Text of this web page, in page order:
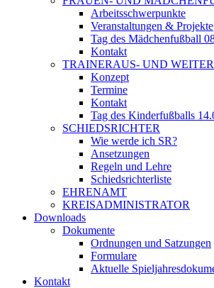
Arbeitsschwerpunkte
Veranstaltungen & Projekte
Tag des Mädchenfußball
Kontakt
TRAINERAUS- UND
Konzept
Termine
Kontakt
Tag des Kinderfußballs
SCHIEDSRICHTER
Wie werde ich SR?
Ansetzungen
Regeln und Lehre
Schiedsrichterliste
EHRENAMT
KREISADMINISTRATOR
Downloads
Dokumente
Ordnungen und Satzungen
Formulare
Aktuelle
Kontakt